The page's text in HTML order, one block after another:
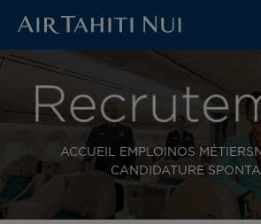
Aller
principal
ACCUEIL EMPLOI NOS MÉTIERS
CANDIDATURE